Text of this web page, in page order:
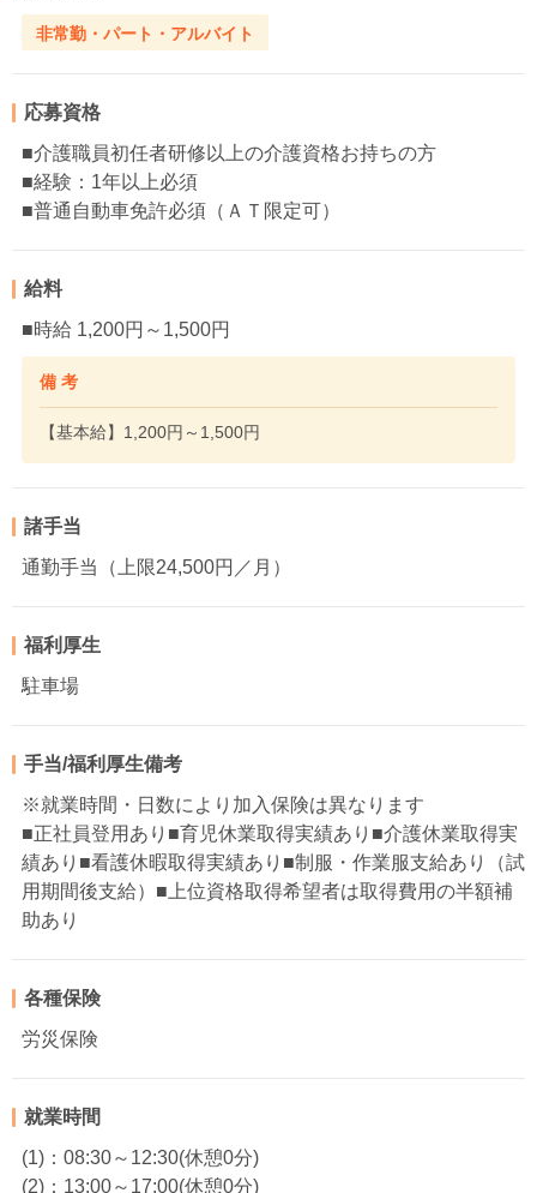
非常勤・パート・アルバイト
応募資格
■介護職員初任者研修以上の介護資格お持ちの方
■経験：1年以上必須
■普通自動車免許必須（ＡＴ限定可）
給料
■時給 1,200円～1,500円
備 考
【基本給】1,200円～1,500円
諸手当
通勤手当（上限24,500円／月）
福利厚生
駐車場
手当/福利厚生備考
※就業時間・日数により加入保険は異なります
■正社員登用あり■育児休業取得実績あり■介護休業取得実
績あり■看護休暇取得実績あり■制服・作業服支給あり（試
用期間後支給）■上位資格取得希望者は取得費用の半額補
助あり
各種保険
労災保険
就業時間
(1)：08:30～12:30(休憩0分)
(2)：13:00～17:00(休憩0分)